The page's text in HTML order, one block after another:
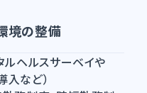
境の整備
ルヘルスサーベイや
など）